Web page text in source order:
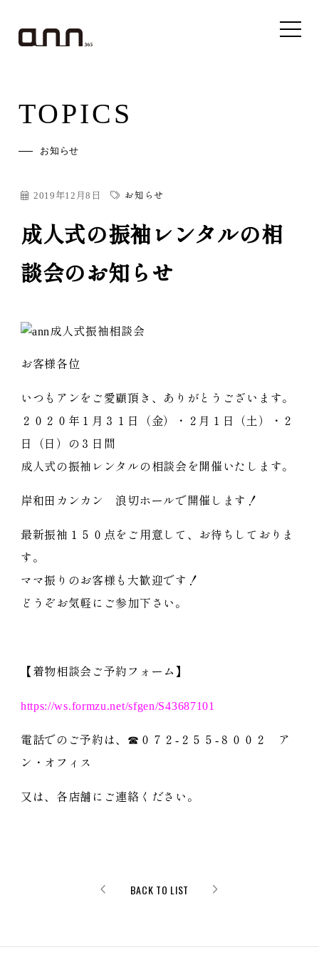
TOPICS
お知らせ
2019年12月8日 お知らせ
成人式の振袖レンタルの相
談会のお知らせ
お客様各位
いつもアンをご愛顧頂き、ありがとうございます。
２０２０年１月３１日（金）・２月１日（土）・２
日（日）の３日間
成人式の振袖レンタルの相談会を開催いたします。
岸和田カンカン 浪切ホールで開催します！
最新振袖１５０点をご用意して、お待ちしておりま
す。
ママ振りのお客様も大歓迎です！
どうぞお気軽にご参加下さい。
【着物相談会ご予約フォーム】
https://ws.formzu.net/sfgen/S43687101
電話でのご予約は、☎０７２-２５５-８００２ ア
ン・オフィス
又は、各店舗にご連絡ください。
BACK TO LIST